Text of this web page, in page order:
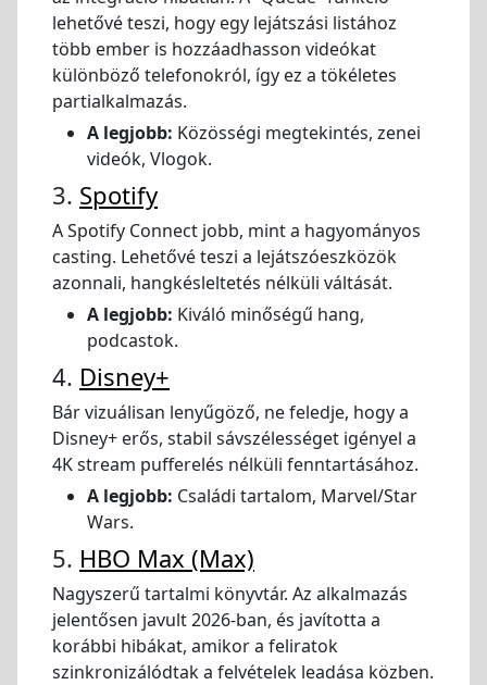
lehetővé teszi, hogy egy lejátszási listához
több ember is hozzáadhasson videókat
különböző telefonokról, így ez a tökéletes
partialkalmazás.
A legjobb: Közösségi megtekintés, zenei
videók, Vlogok.
3. Spotify
A Spotify Connect jobb, mint a hagyományos
casting. Lehetővé teszi a lejátszóeszközök
azonnali, hangkésleltetés nélküli váltását.
A legjobb: Kiváló minőségű hang,
podcastok.
4. Disney+
Bár vizuálisan lenyűgöző, ne feledje, hogy a
Disney+ erős, stabil sávszélességet igényel a
4K stream pufferelés nélküli fenntartásához.
A legjobb: Családi tartalom, Marvel/Star
Wars.
5. HBO Max (Max)
Nagyszerű tartalmi könyvtár. Az alkalmazás
jelentősen javult 2026-ban, és javította a
korábbi hibákat, amikor a feliratok
szinkronizálódtak a felvételek leadása közben.